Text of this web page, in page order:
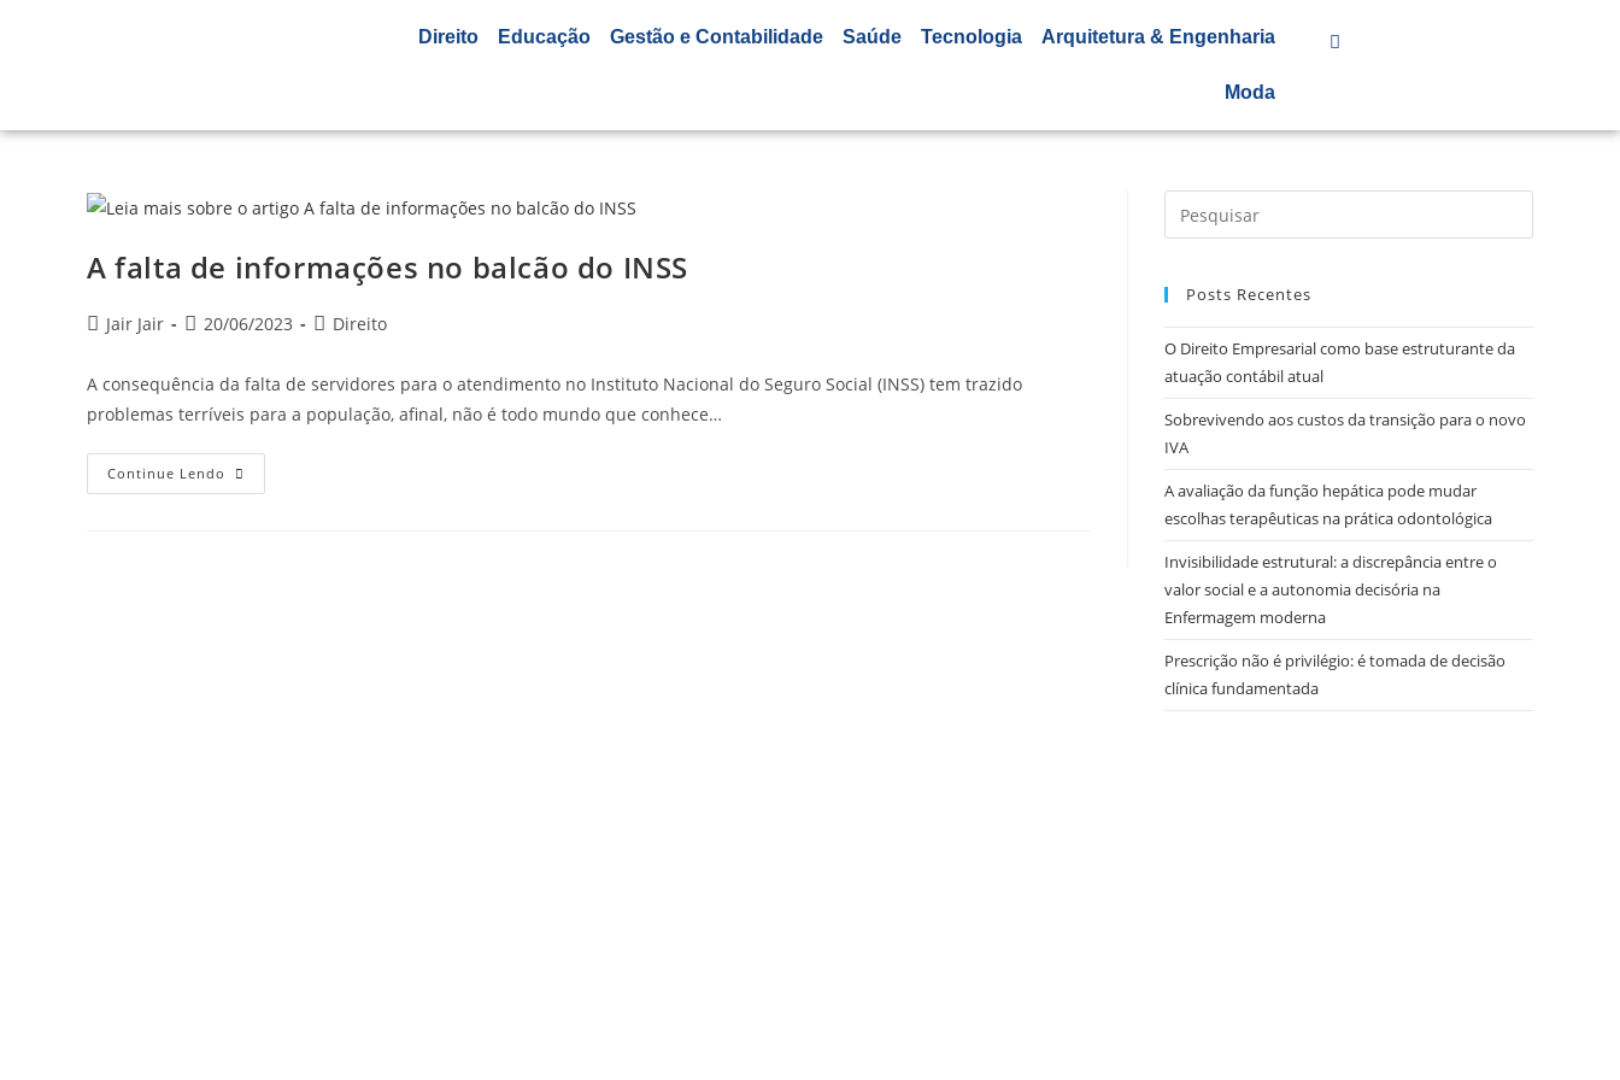
Direito Educação Gestão e Contabilidade Saúde Tecnologia Arquitetura & Engenharia
Moda
A falta de informações no balcão do INSS
Jair Jair 20/06/2023 Direito
A consequência da falta de servidores para o atendimento no Instituto Nacional do Seguro Social (INSS) tem trazido
problemas terríveis para a população, afinal, não é todo mundo que conhece…
Continue Lendo
Posts Recentes
O Direito Empresarial como base estruturante da
atuação contábil atual
Sobrevivendo aos custos da transição para o novo
IVA
A avaliação da função hepática pode mudar
escolhas terapêuticas na prática odontológica
Invisibilidade estrutural: a discrepância entre o
valor social e a autonomia decisória na
Enfermagem moderna
Prescrição não é privilégio: é tomada de decisão
clínica fundamentada